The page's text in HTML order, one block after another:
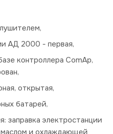
АД 2000 - первая,
контроллера ComAp,
открытая,
батарей,
заправка электростанции